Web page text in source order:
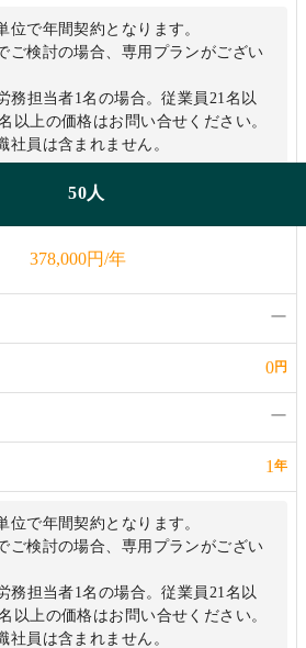
で年間契約となります。
ご検討の場合、専用プランがござい
務担当者1名の場合。従業員21名以
以上の価格はお問い合せください。
員は含まれません。
50人
378,000円/年
ー
0円
ー
1 年
で年間契約となります。
ご検討の場合、専用プランがござい
務担当者1名の場合。従業員21名以
以上の価格はお問い合せください。
員は含まれません。